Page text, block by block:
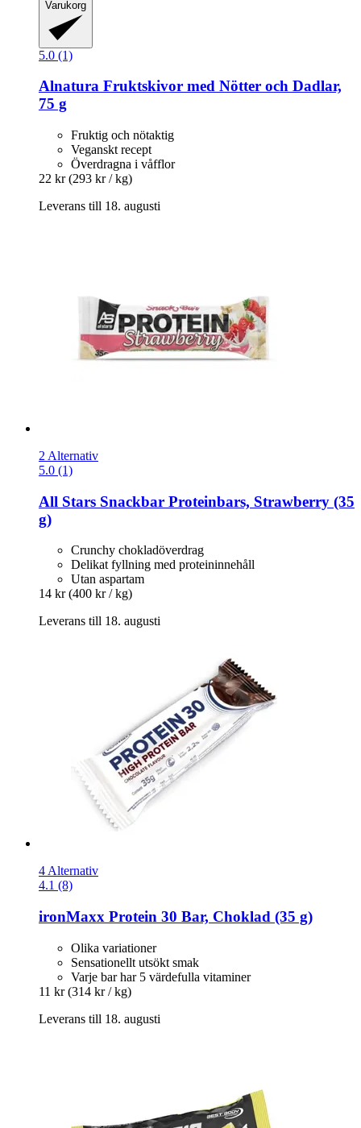
Varukorg
5.0 (1)
Alnatura Fruktskivor med Nötter och Dadlar,
75 g
Fruktig och nötaktig
Veganskt recept
Överdragna i våfflor
22 kr (293 kr / kg)
Leverans till 18. augusti
2 Alternativ
5.0 (1)
All Stars Snackbar Proteinbars, Strawberry (35
g)
Crunchy chokladöverdrag
Delikat fyllning med proteininnehåll
Utan aspartam
14 kr (400 kr / kg)
Leverans till 18. augusti
4 Alternativ
4.1 (8)
ironMaxx Protein 30 Bar, Choklad (35 g)
Olika variationer
Sensationellt utsökt smak
Varje bar har 5 värdefulla vitaminer
11 kr (314 kr / kg)
Leverans till 18. augusti